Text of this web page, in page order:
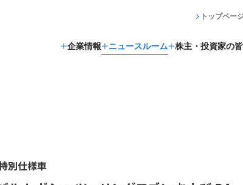
企業情報 ニュースルーム 株主・投資家の
トップペー
別仕様車